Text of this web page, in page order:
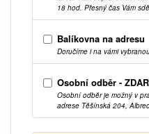
18 hod. Přesný čas Vám
Balíkovna na adresu
Doručíme i na vámi
Osobní odběr -
Osobní odběr je možný v
adrese Těšínská 204,